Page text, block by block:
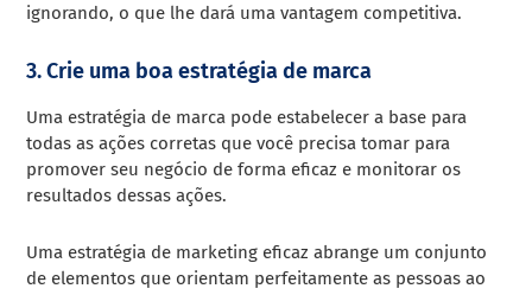
ignorando, o que lhe dará uma vantagem competitiva.
3. Crie uma boa estratégia de marca
Uma estratégia de marca pode estabelecer a base para
todas as ações corretas que você precisa tomar para
promover seu negócio de forma eficaz e monitorar os
resultados dessas ações.
Uma estratégia de marketing eficaz abrange um conjunto
de elementos que orientam perfeitamente as pessoas ao